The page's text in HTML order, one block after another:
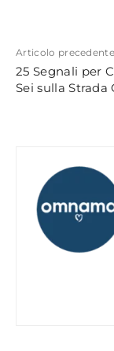
Articolo precedente
25 Segnali per
Sei sulla Strada